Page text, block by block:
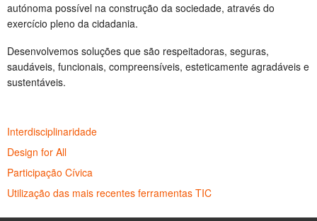
autónoma possível na construção da sociedade, através do
exercício pleno da cidadania.
Desenvolvemos soluções que são respeitadoras, seguras,
saudáveis, funcionais, compreensíveis, esteticamente agradáveis e
sustentáveis.
Interdisciplinaridade
Design for All
Participação Cívica
Utilização das mais recentes ferramentas TIC